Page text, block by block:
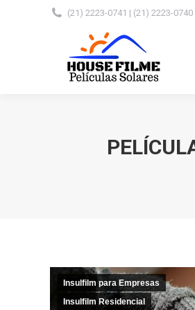
(21) 2223-0741 | (21) 2223-0740
Insulfilm para Empresas
Insulfilm Residencial
Home